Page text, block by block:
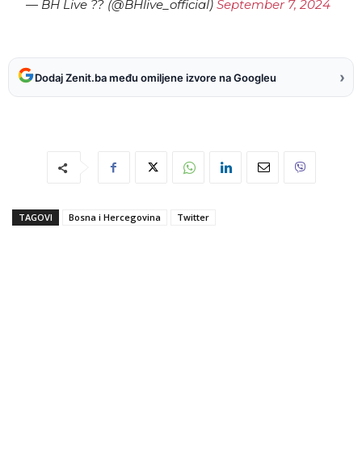
— BH Live ?? (@BHlive_official) September 7, 2024
Dodaj Zenit.ba među omiljene izvore na Googleu ›
TAGOVI Bosna i Hercegovina Twitter